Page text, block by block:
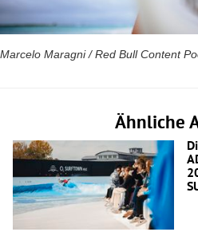
Marcelo Maragni / Red Bull Content
Ähnliche